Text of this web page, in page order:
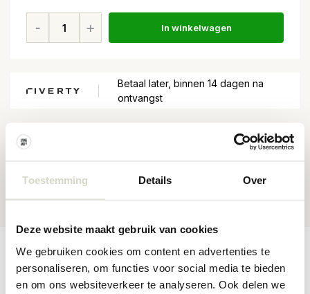
Toestemming Details Over
Deze website maakt gebruik van cookies
We gebruiken cookies om content en advertenties te
personaliseren, om functies voor social media te bieden
en om ons websiteverkeer te analyseren. Ook delen we
In winkelwagen
Betaal later, binnen 14 dagen na
ontvangst
Voor
30 dagen
retour
Productomschrijving Productspecificaties Reviews